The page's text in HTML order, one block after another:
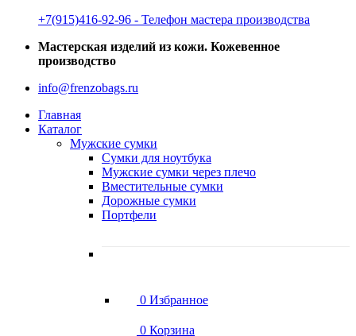
‭+7(915)416-92-96 ‬- Телефон мастера производства
Мастерская изделий из кожи. Кожевенное
производство
info@frenzobags.ru
Главная
Каталог
Мужские сумки
Сумки для ноутбука
Мужские сумки через плечо
Вместительные сумки
Дорожные сумки
Портфели
0 Избранное
0 Корзина